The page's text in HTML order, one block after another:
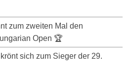
zum zweiten Mal den
Open 🏆
sich zum Sieger der 29.